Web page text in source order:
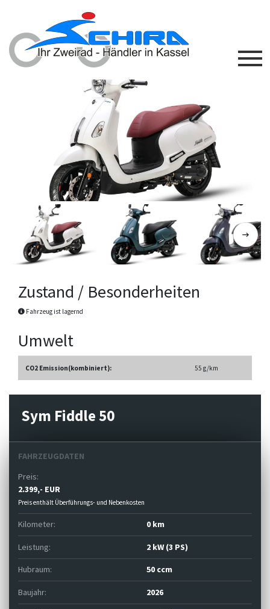
Zustand / Besonderheiten
Fahrzeug ist lagernd
Umwelt
CO2 Emission(kombiniert): 55 g/km
Sym Fiddle 50
FAHRZEUGDATEN
Preis:
2.399,- EUR
Preis enthält Überführungs- und Nebenkosten
Kilometer: 0 km
Leistung: 2 kW (3 PS)
Hubraum: 50 ccm
Baujahr: 2026